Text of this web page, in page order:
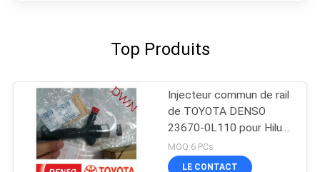
Top Produits
Injecteur commun de rail
de TOYOTA DENSO
23670-0L110 pour Hilux
2KD
MOQ:6 PCs
LE CONTACT